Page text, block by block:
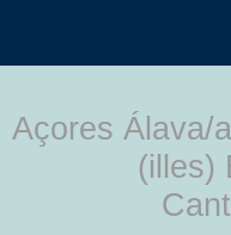
Açores Álava/
(illes)